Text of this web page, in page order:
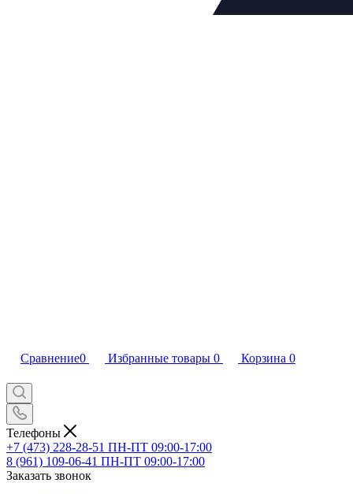
Сравнение0 Избранные товары 0 Корзина 0
Телефоны
+7 (473) 228-28-51 ПН-ПТ 09:00-17:00
8 (961) 109-06-41 ПН-ПТ 09:00-17:00
Заказать звонок